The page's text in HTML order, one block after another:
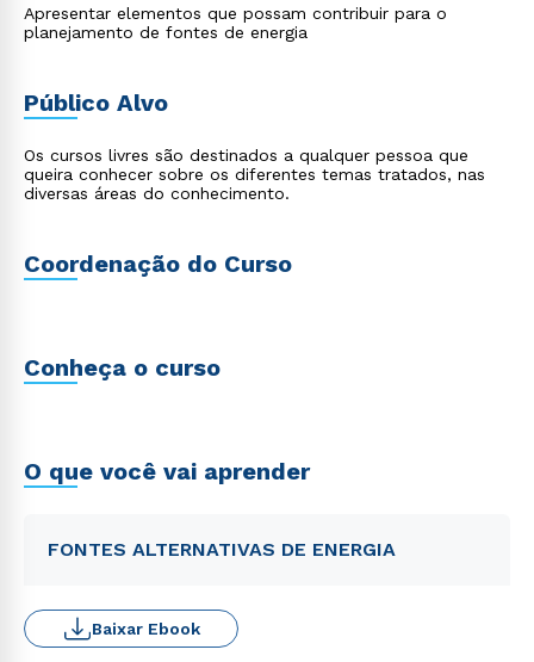
Apresentar elementos que possam contribuir para o
planejamento de fontes de energia
Público Alvo
Os cursos livres são destinados a qualquer pessoa que
queira conhecer sobre os diferentes temas tratados, nas
diversas áreas do conhecimento.
Coordenação do Curso
Conheça o curso
O que você vai aprender
FONTES ALTERNATIVAS DE ENERGIA
Baixar Ebook